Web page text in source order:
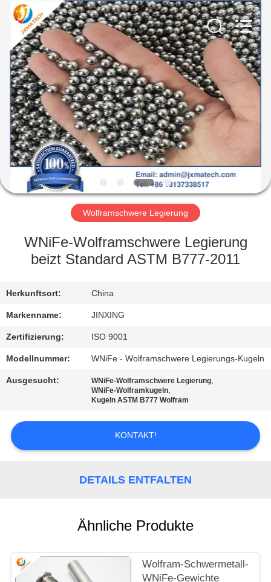
HAUS
PRODUKTE
ÜBER
UNS
FABRIK-
AUSFLUG
TRETEN
MIT
UNS
IN
VERBINDUNG
NACHRICHTEN
FÄLLE
SITEMAP
Rights
Reserved.
Developed
ECER
Wolframschwere Legierung
WNiFe-Wolframschwere Legierung
beizt Standard ASTM B777-2011
Herkunftsort: China
Markenname: JINXING
Zertifizierung: ISO 9001
Modellnummer: WNiFe - Wolframschwere Legierungs-Kugeln
Ausgesucht: WNiFe-Wolframschwere Legierung,
WNiFe-Wolframkugeln,
Kugeln ASTM B777 Wolfram
KONTAKT!
DETAILS ENTFALTEN
Ähnliche Produkte
Wolfram-Schwermetall-
WNiFe-Gewichte